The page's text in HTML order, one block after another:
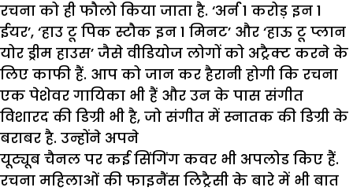
रचना को ही फौलो किया जाता है. ‘अर्न 1 करोड़ इन 1
ईयर’, ‘हाउ टू पिक स्टौक इन 1 मिनट’ और ‘हाऊ टू प्लान
योर ड्रीम हाउस’ जैसे वीडियोज लोगों को अट्रैक्ट करने के
लिए काफी हैं. आप को जान कर हैरानी होगी कि रचना
एक पेशेवर गायिका भी हैं और उन के पास संगीत
विशारद की डिग्री भी है, जो संगीत में स्नातक की डिग्री के
बराबर है. उन्होंने अपने
यूट्यूब चैनल पर कई सिंगिंग कवर भी अपलोड किए हैं.
रचना महिलाओं की फाइनैंस लिट्रैसी के बारे में भी बात